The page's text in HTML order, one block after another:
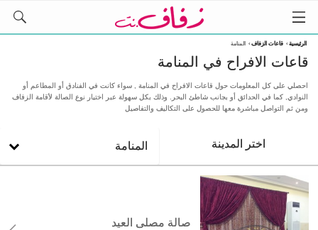
الرئيسية› قاعات الزفاف› المنامة
قاعات الافراح في المنامة
احصلي على كل المعلومات حول قاعات الافراح في المنامة , سواء كانت في الفنادق أو المطاعم أو
النوادي, كما في الحدائق أو بجانب شاطئ البحر. وذلك بكل سهولة عبر اختيار نوع الصالة لأقامة الزفاف
ومن ثم التواصل مباشرة معها للحصول على التكاليف والتفاصيل
اختر المدينة المنامة
صالة مصلى العيد